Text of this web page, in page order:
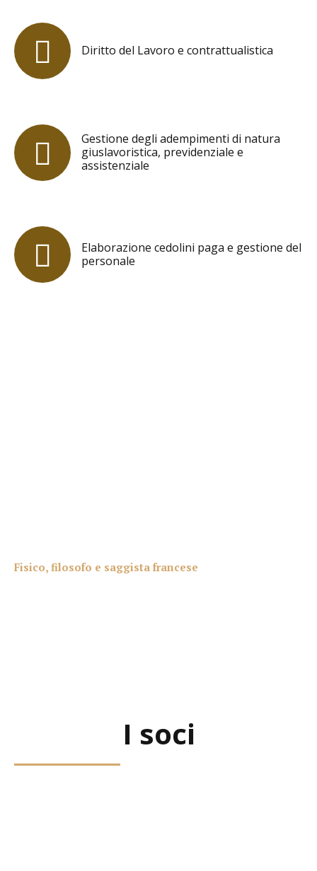
Diritto del Lavoro e contrattualistica
Gestione degli adempimenti di natura
giuslavoristica, previdenziale e
assistenziale
Elaborazione cedolini paga e gestione del
personale
Fisico, filosofo e saggista francese
I soci